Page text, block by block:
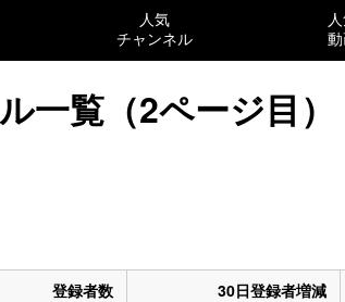
人気
チャンネル
一覧（2ページ目）
登録者数
30日登録者増減